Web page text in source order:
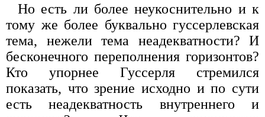
Но есть ли более неукоснительно и к
тому же более буквально гус­серлевская
тема, нежели тема неадекватности? И
бесконечного пере­полнения горизонтов?
Кто упорнее Гуссерля стремился
показать, что зрение исходно и по сути
есть неадекватность внутреннего и